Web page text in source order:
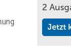
2
Jetzt